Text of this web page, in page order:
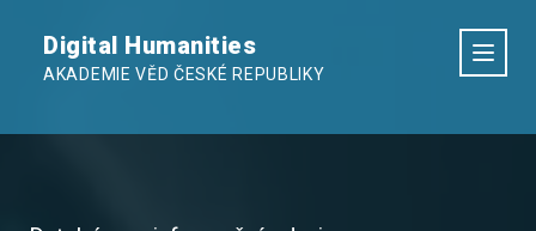
Digital Humanities
AKADEMIE VĚD ČESKÉ REPUBLIKY